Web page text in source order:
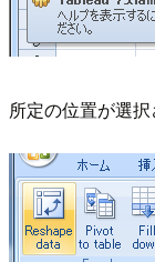
所定の位置が選択